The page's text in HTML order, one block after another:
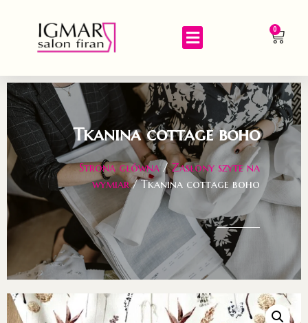
0
Tkanina cottage boho
Strona główna/Zasłony szyte na
wymiar/ Tkanina cottage boho